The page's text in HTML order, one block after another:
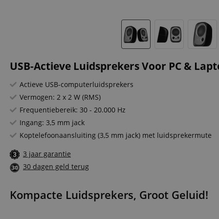
USB-Actieve Luidsprekers Voor PC &
Actieve USB-computerluidsprekers
Vermogen: 2 x 2 W (RMS)
Frequentiebereik: 30 - 20.000 Hz
Ingang: 3,5 mm jack
Koptelefoonaansluiting (3,5 mm jack) met luidsprekermute
3 jaar garantie
30 dagen geld terug
Kompacte Luidsprekers, Groot Geluid!